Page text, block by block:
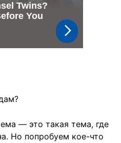
— это такая тема, где
Но попробуем кое-что